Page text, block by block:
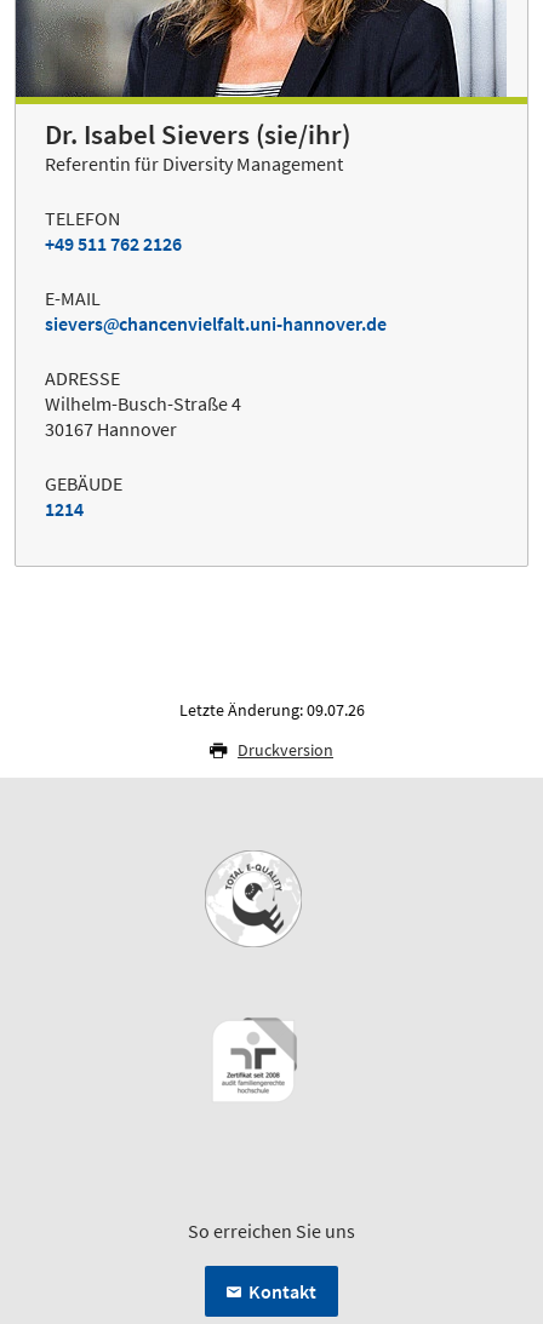
Dr. Isabel Sievers (sie/ihr)
Referentin für Diversity Management
TELEFON
+49 511 762 2126
E-MAIL
sievers
chancenvielfalt.uni-hannover.de
ADRESSE
Wilhelm-Busch-Straße 4
30167 Hannover
GEBÄUDE
1214
Letzte Änderung: 09.07.26
Druckversion
So erreichen Sie uns
Kontakt